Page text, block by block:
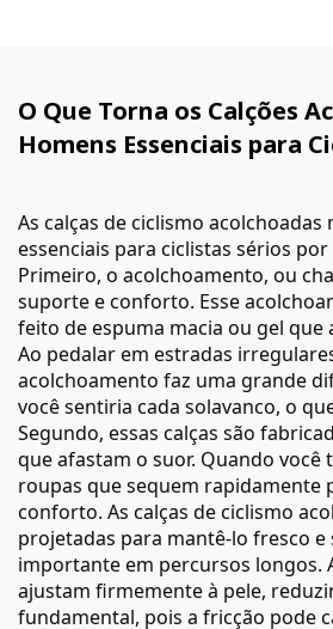
O Que Torna os Calções
Homens Essenciais para
As calças de ciclismo acolchoadas
essenciais para ciclistas sérios
Primeiro, o acolchoamento, ou
suporte e conforto. Esse
feito de espuma macia ou gel que
Ao pedalar em estradas
acolchoamento faz uma grande
você sentiria cada solavanco, o
Segundo, essas calças são
que afastam o suor. Quando você
roupas que sequem rapidamente
conforto. As calças de ciclismo
projetadas para mantê-lo fresco e
importante em percursos longos.
ajustam firmemente à pele,
fundamental, pois a fricção pode